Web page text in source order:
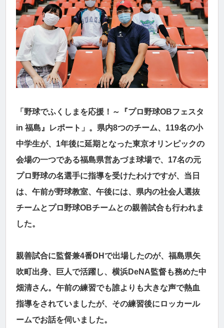
「野球でふくしまを応援！～『プロ野球OBフェスタ
in 福島』レポート」。県内8つのチーム、119名の小
中学生が、1年後に延期となった東京オリンピックの
会場の一つである福島県営あづま球場で、17名の元
プロ野球の名選手に指導を受けたわけですが、当日
は、午前が野球教室、午後には、県内の社会人選抜
チームとプロ野球OBチームとの親善試合も行われま
した。
親善試合に監督兼4番DHで出場したのが、福島県矢
吹町出身、巨人で活躍し、横浜DeNA監督も務めた中
畑清さん。午前の練習でも誰よりも大きな声で熱血
指導をされていましたが、その練習後にロッカール
ームでお話を伺いました。